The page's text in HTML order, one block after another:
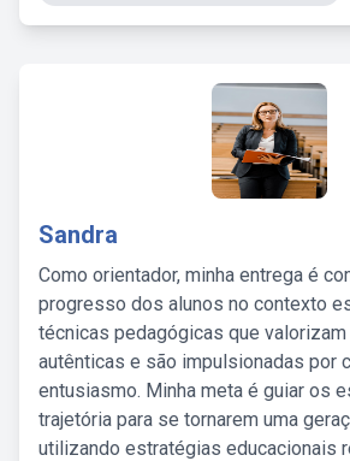
Sandra
Como orientador, minha entrega é
progresso dos alunos no contexto
técnicas pedagógicas que
autênticas e são impulsionadas por
entusiasmo. Minha meta é guiar os
trajetória para se tornarem uma
utilizando estratégias educacionais